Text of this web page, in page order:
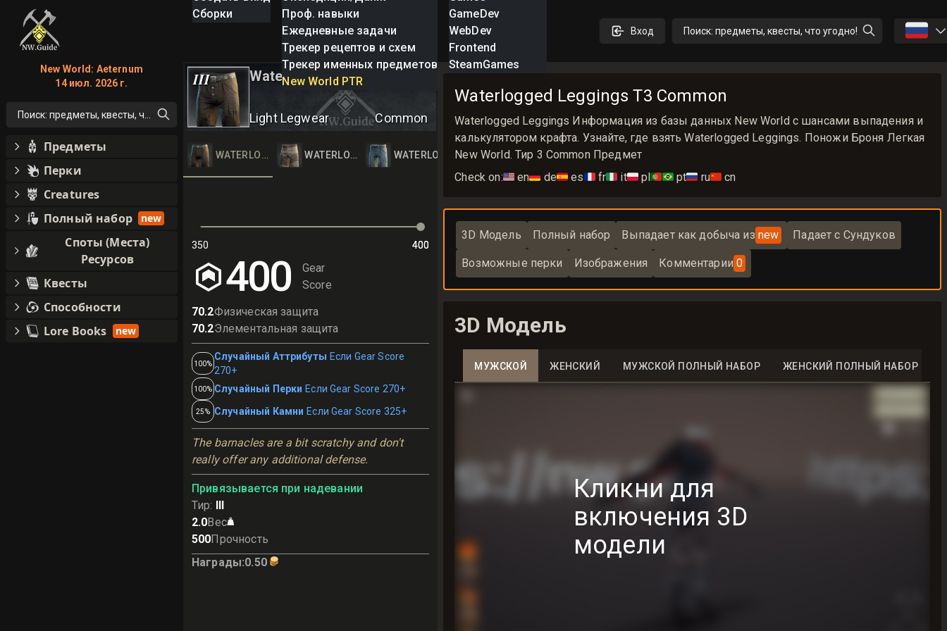
Сборки
Проф. навыки
Ежедневные задачи
Трекер рецептов и схем
Трекер именных предметов
New World PTR
GameDev
WebDev
Frontend
SteamGames
Вход Поиск: предметы, квесты, что угодно! 🇷🇺
III Waterlogged Leggings
Light Legwear Common
WATERLOGGED LEGGINGSWATERLOGGED LEGGINGSWATERLOGGED LEGGINGS
350 400
400
400
Gear
Score
70.2Физическая защита
70.2Элементальная защита
100%
Случайный Аттрибуты Если Gear Score
270+
100% Случайный Перки Если Gear Score 270+
25% Случайный Камни Если Gear Score 325+
The barnacles are a bit scratchy and don't
really offer any additional defense.
Привязывается при надевании
Тир: III
2.0Вес
500Прочность
Награды:0.50
Waterlogged Leggings T3 Common
Waterlogged Leggings Информация из базы данных New World с шансами выпадения и
калькулятором крафта. Узнайте, где взять Waterlogged Leggings. Поножи Броня Легкая
New World. Тир 3 Common Предмет
Check on:🇺🇸 en🇩🇪 de🇪🇸 es🇫🇷 fr🇮🇹 it🇵🇱 pl🇵🇹🇧🇷 pt🇷🇺 ru🇨🇳 cn
3D Модель Полный набор Выпадает как добыча из new Падает с Сундуков
Возможные перки Изображения Комментарии 0
3D Модель
МУЖСКОЙ ЖЕНСКИЙ МУЖСКОЙ ПОЛНЫЙ НАБОР ЖЕНСКИЙ ПОЛНЫЙ НАБОР
Кликни для
включения 3D
модели
New World: Aeternum
14 июл. 2026 г.
Поиск: предметы, квесты, что угодно!
Предметы
Перки
Creatures
Полный набор
new
Споты (Места)
Ресурсов
Квесты
Способности
Lore Books
new